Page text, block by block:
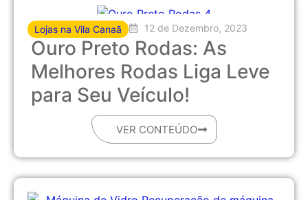
Lojas na Vila Canaã 12 de Dezembro, 2023
Ouro Preto Rodas: As
Melhores Rodas Liga Leve
para Seu Veículo!
VER CONTEÚDO